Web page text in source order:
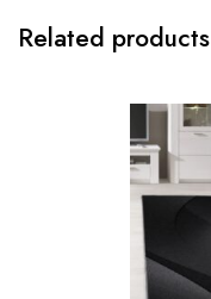
Related products